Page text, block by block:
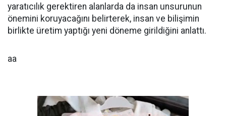
yaratıcılık gerektiren alanlarda da insan unsurunun
önemini koruyacağını belirterek, insan ve bilişimin
birlikte üretim yaptığı yeni döneme girildiğini anlattı.
aa